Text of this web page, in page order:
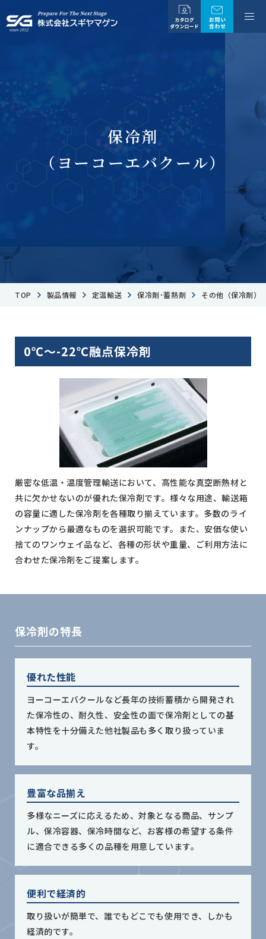
保冷剤
（ヨーコーエバクール）
TOP 製品情報 定温輸送 保冷剤･蓄熱剤 その他（保冷剤）
0℃～-22℃融点保冷剤
厳密な低温・温度管理輸送において、高性能な真空断熱材と
共に欠かせないのが優れた保冷剤です。様々な用途、輸送箱
の容量に適した保冷剤を各種取り揃えています。多数のライ
ンナップから最適なものを選択可能です。また、安価な使い
捨てのワンウェイ品など、各種の形状や重量、ご利用方法に
合わせた保冷剤をご提案します。
保冷剤の特長
優れた性能
ヨーコーエバクールなど長年の技術蓄積から開発され
た保冷性の、耐久性、安全性の面で保冷剤としての基
本特性を十分備えた他社製品も多く取り扱っていま
す。
豊富な品揃え
多様なニーズに応えるため、対象となる商品、サンプ
ル、保冷容器、保冷時間など、お客様の希望する条件
に適合できる多くの品種を用意しています。
便利で経済的
取り扱いが簡単で、誰でもどこでも使用でき、しかも
経済的です。